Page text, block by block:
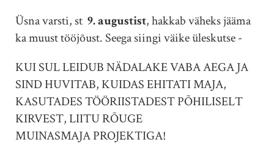
Üsna varsti, st 9. augustist, hakkab väheks jääma
ka muust tööjõust. Seega siingi väike üleskutse -
KUI SUL LEIDUB NÄDALAKE VABA AEGA JA
SIND HUVITAB, KUIDAS EHITATI MAJA,
KASUTADES TÖÖRIISTADEST PÕHILISELT
KIRVEST, LIITU RÕUGE
MUINASMAJA PROJEKTIGA!